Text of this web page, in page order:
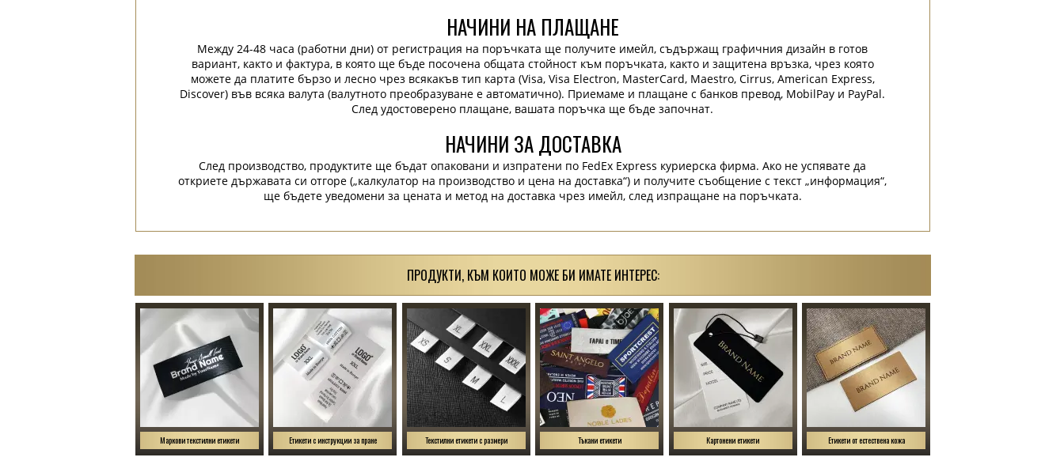
НАЧИНИ НА ПЛАЩАНЕ
Между 24-48 часа (работни дни) от регистрация на поръчката ще получите имейл, съдържащ графичния дизайн в готов
вариант, както и фактура, в която ще бъде посочена общата стойност към поръчката, както и защитена връзка, чрез която
можете да платите бързо и лесно чрез всякакъв тип карта (Visa, Visa Electron, MasterCard, Maestro, Cirrus, American Express,
Discover) във всяка валута (валутното преобразуване е автоматично). Приемаме и плащане с банков превод, MobilPay и PayPal.
След удостоверено плащане, вашата поръчка ще бъде започнат.
НАЧИНИ ЗА ДОСТАВКА
След производство, продуктите ще бъдат опаковани и изпратени по FedEx Express куриерска фирма. Ако не успявате да
откриете държавата си отгоре („калкулатор на производство и цена на доставка“) и получите съобщение с текст „информация“,
ще бъдете уведомени за цената и метод на доставка чрез имейл, след изпращане на поръчката.
ПРОДУКТИ, КЪМ КОИТО МОЖЕ БИ ИМАТЕ ИНТЕРЕС:
Маркови текстилни етикети Етикети с инструкции за пране Текстилни етикети с размери Тъкани етикети Картонени етикети Етикети от естествена кожа